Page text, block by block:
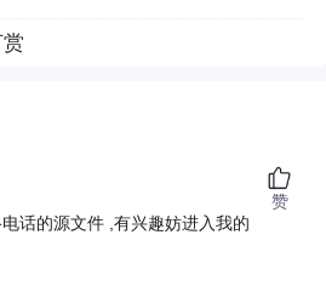
话的源文件 ,有兴趣妨进入我的
赞